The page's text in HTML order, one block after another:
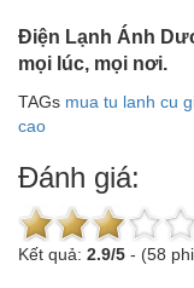
Điện Lạnh Ánh
mọi lúc, mọi nơi.
TAGs mua tu lanh cu
cao
Đánh giá:
Kết quả: 2.9/5 - (58